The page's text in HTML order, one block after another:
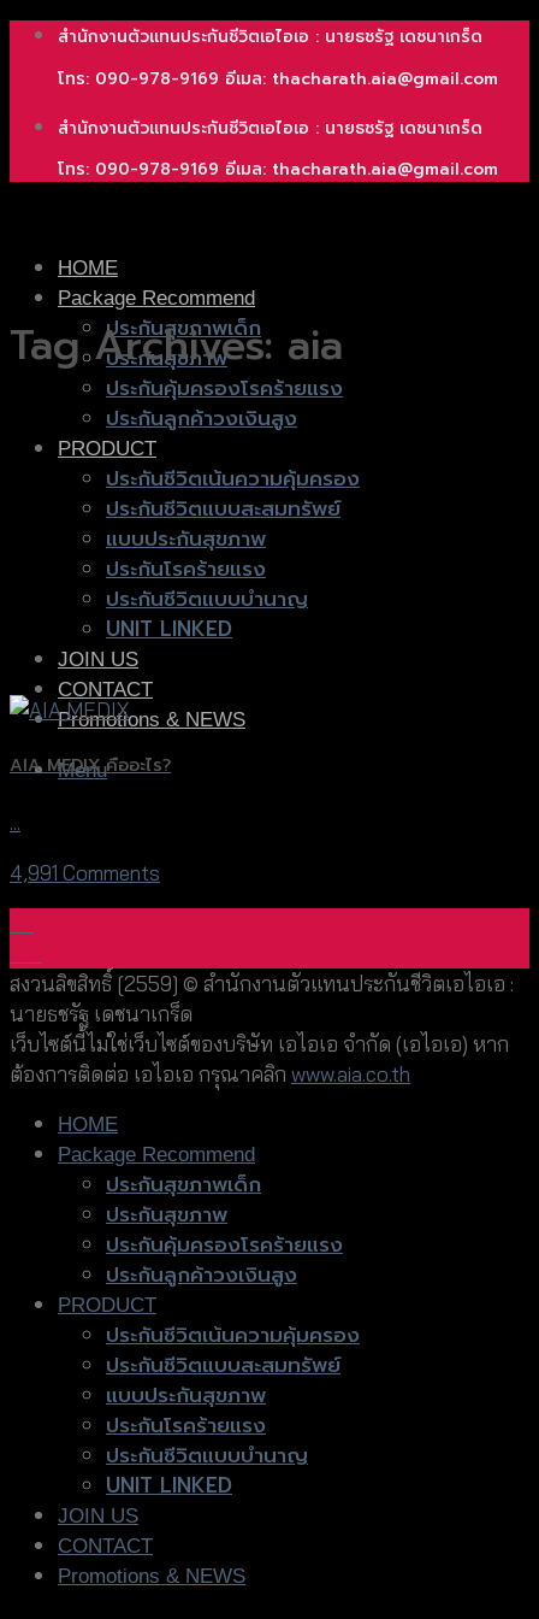
Skip
สำนักงานตัวแทนประกันชีวิตเอไอเอ : นายธชรัฐ เดชนาเกร็ด
โทร: 090-978-9169 อีเมล: thacharath.aia@gmail.com
สำนักงานตัวแทนประกันชีวิตเอไอเอ : นายธชรัฐ เดชนาเกร็ด
โทร: 090-978-9169 อีเมล: thacharath.aia@gmail.com
HOME
Package Recommend
ประกันสุขภาพเด็ก
ประกันสุขภาพ
ประกันคุ้มครองโรคร้ายแรง
ประกันลูกค้าวงเงินสูง
PRODUCT
ประกันชีวิตเน้นความคุ้มครอง
ประกันชีวิตแบบสะสมทรัพย์
แบบประกันสุขภาพ
ประกันโรคร้ายแรง
ประกันชีวิตแบบบำนาญ
UNIT LINKED
JOIN US
CONTACT
Promotions & NEWS
Menu
Tag Archives: aia
AIA MEDIX คืออะไร?
...
4,991 Comments
สงวนลิขสิทธิ์ [2559] © สำนักงานตัวแทนประกันชีวิตเอไอเอ :
นายธชรัฐ เดชนาเกร็ด
เว็บไซต์นี้ไม่ใช่เว็บไซต์ของบริษัท เอไอเอ จำกัด (เอไอเอ) หาก
ต้องการติดต่อ เอไอเอ กรุณาคลิก www.aia.co.th
HOME
Package Recommend
ประกันสุขภาพเด็ก
ประกันสุขภาพ
ประกันคุ้มครองโรคร้ายแรง
ประกันลูกค้าวงเงินสูง
PRODUCT
ประกันชีวิตเน้นความคุ้มครอง
ประกันชีวิตแบบสะสมทรัพย์
แบบประกันสุขภาพ
ประกันโรคร้ายแรง
ประกันชีวิตแบบบำนาญ
UNIT LINKED
JOIN US
CONTACT
Promotions & NEWS